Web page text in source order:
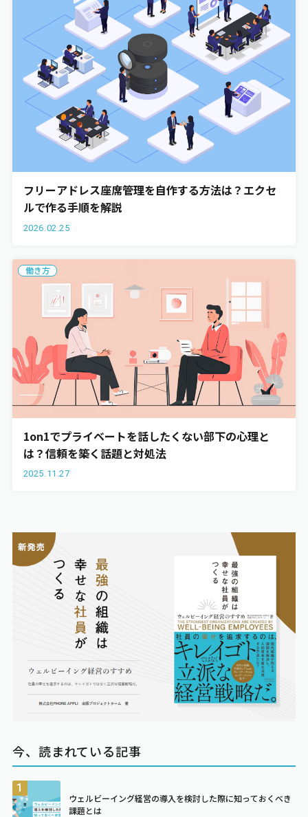
フリーアドレス座席管理を自作する方法は？エクセ
ルで作る手順を解説
2026.02.25
働き方
1on1でプライベートを話したくない部下の心理と
は？信頼を築く話題と対処法
2025.11.27
今、読まれている記事
ウェルビーイング経営の導入を検討した際に知っておくべき
課題とは